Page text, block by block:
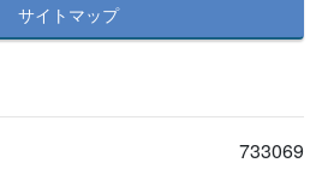
サイトマップ
733069